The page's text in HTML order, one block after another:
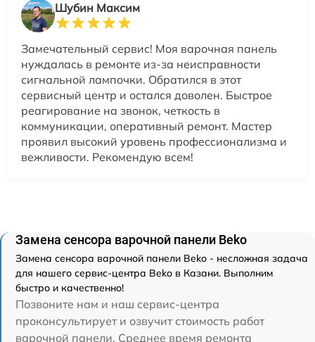
Шубин Максим
Замечательный сервис! Моя варочная панель
нуждалась в ремонте из-за неисправности
сигнальной лампочки. Обратился в этот
сервисный центр и остался доволен. Быстрое
реагирование на звонок, четкость в
коммуникации, оперативный ремонт. Мастер
проявил высокий уровень профессионализма и
вежливости. Рекомендую всем!
Замена сенсора варочной панели Beko
Замена сенсора варочной панели Beko - несложная задача
для нашего сервис-центра Beko в Казани. Выполним
быстро и качественно!
Позвоните нам и наш сервис-центра
проконсультирует и озвучит стоимость работ
варочной панели. Среднее время ремонта